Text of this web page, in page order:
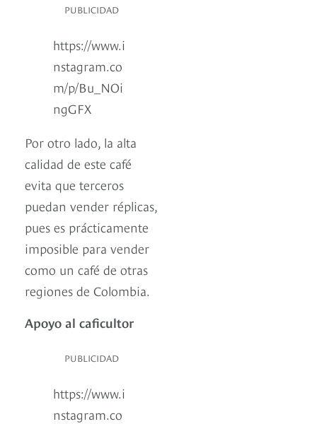
PUBLICIDAD
https://www.i
nstagram.co
m/p/Bu_NOi
ngGFX
Por otro lado, la alta
calidad de este café
evita que terceros
puedan vender réplicas,
pues es prácticamente
imposible para vender
como un café de otras
regiones de Colombia.
Apoyo al caficultor
PUBLICIDAD
https://www.i
nstagram.co